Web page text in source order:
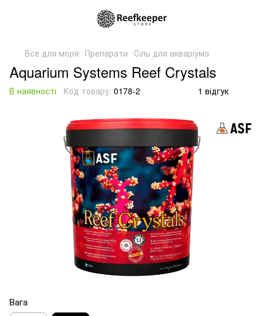
Все для моря Препарати Сіль для акваріума
Aquarium Systems Reef Crystals
В наявності Код товару: 0178-2 1 відгук
Вага